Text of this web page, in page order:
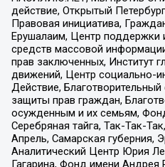
действие, Открытый
Правовая инициатива,
Ерушалаим, Центр поддержки
средств массовой
прав заключенных, Институт
движений, Центр социально-
Действие,
защиты прав граждан,
осужденным и их семьям,
Серебряная тайга, Так-Так-
Апрель, Самарская губерния,
Аналитический Центр Юрия